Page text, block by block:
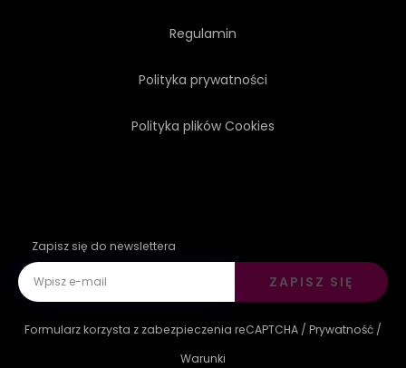
Regulamin
Polityka prywatności
Polityka plików Cookies
Zapisz się do newslettera
ZAPISZ SIĘ
Formularz korzysta z zabezpieczenia reCAPTCHA / Prywatność /
Warunki